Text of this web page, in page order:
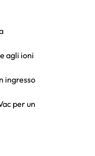
agli ioni
ingresso
per un